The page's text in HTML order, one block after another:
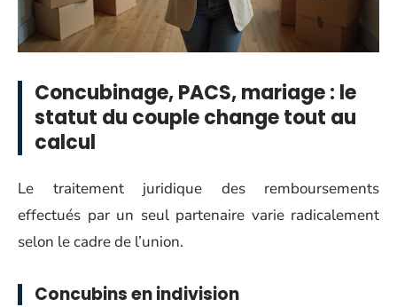
Concubinage, PACS, mariage : le
statut du couple change tout au
calcul
Le traitement juridique des remboursements
effectués par un seul partenaire varie radicalement
selon le cadre de l’union.
Concubins en indivision